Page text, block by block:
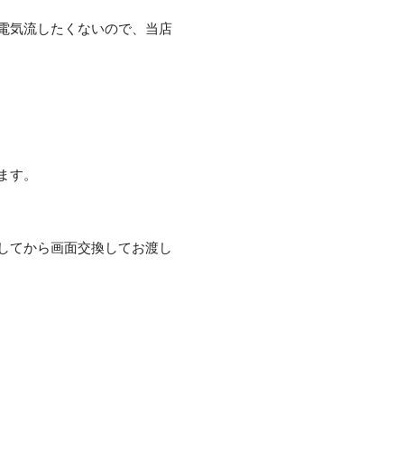
気流したくないので、当店
す。
てから画面交換してお渡し